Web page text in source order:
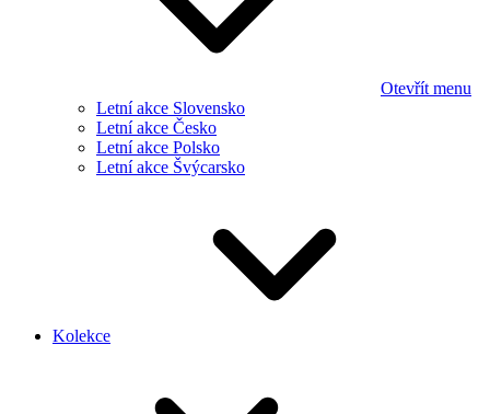
Otevřít menu
Letní akce Slovensko
Letní akce Česko
Letní akce Polsko
Letní akce Švýcarsko
Kolekce